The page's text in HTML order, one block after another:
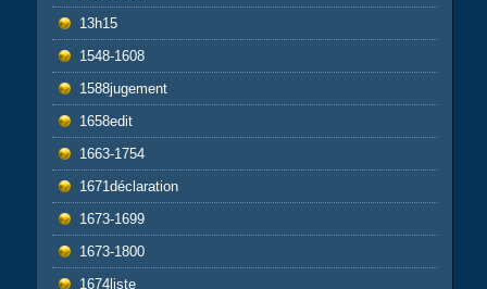
13h15
1548-1608
1588jugement
1658edit
1663-1754
1671déclaration
1673-1699
1673-1800
1674liste